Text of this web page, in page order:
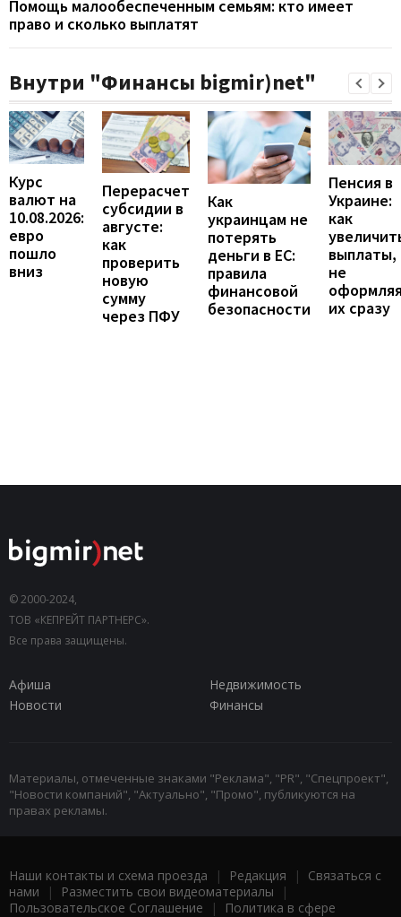
Помощь малообеспеченным семьям: кто имеет
право и сколько выплатят
Внутри "Финансы bigmir)net"
Курс
валют на
10.08.2026:
евро
пошло
вниз
Перерасчет
субсидии в
августе:
как
проверить
новую
сумму
через ПФУ
Как
украинцам не
потерять
деньги в ЕС:
правила
финансовой
безопасности
Пенсия в
Украине:
как
выплаты,
не
их сразу
© 2000-2024,
ТОВ «КЕПРЕЙТ ПАРТНЕРС».
Все права защищены.
Афиша
Недвижимость
Новости
Финансы
Материалы, отмеченные знаками "Реклама", "PR", "Спецпроект",
"Новости компаний", "Актуально", "Промо", публикуются на
правах рекламы.
Наши контакты и схема проезда | Редакция | Связаться с
нами | Разместить свои видеоматериалы |
Пользовательское Соглашение |
Политика в сфере